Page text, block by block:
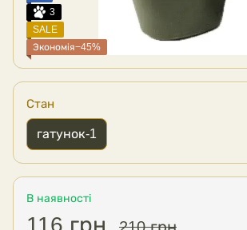
3
SALE
Экономія−45%
Стан
гатунок-1
В наявності
116 грн